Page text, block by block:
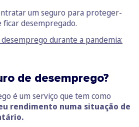
um seguro para proteger-
ficar desempregado.
durante a pandemia:
de desemprego?
é um serviço que tem como
rendimento numa situação de